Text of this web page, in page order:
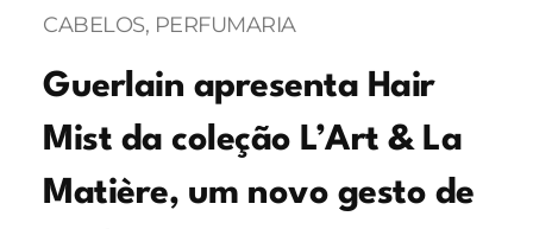
CABELOS, PERFUMARIA
Guerlain apresenta Hair
Mist da coleção L’Art & La
Matière, um novo gesto de